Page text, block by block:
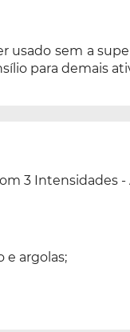
usado sem a
para demais
3 Intensidades -
e argolas;